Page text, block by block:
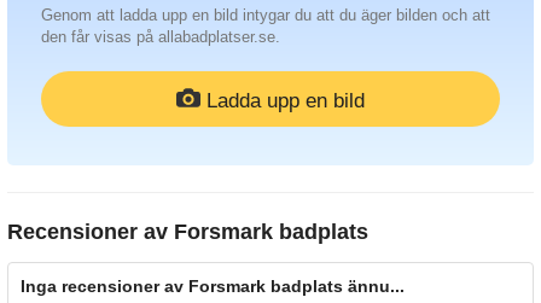
Genom att ladda upp en bild intygar du att du äger bilden och att
den får visas på allabadplatser.se.
Ladda upp en bild
Recensioner av Forsmark badplats
Inga recensioner av Forsmark badplats ännu...